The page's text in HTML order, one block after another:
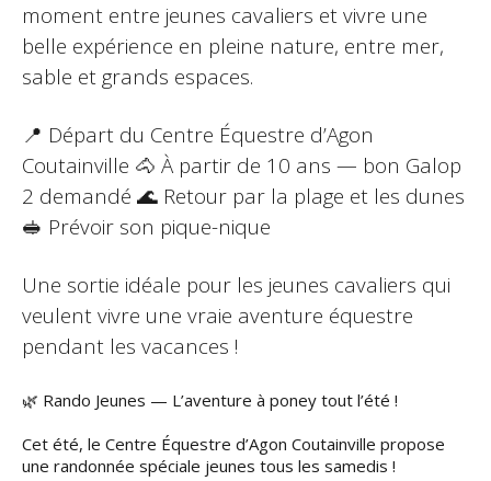
moment entre jeunes cavaliers et vivre une
belle expérience en pleine nature, entre mer,
sable et grands espaces.
📍 Départ du Centre Équestre d’Agon
Coutainville 🐴 À partir de 10 ans — bon Galop
2 demandé 🌊 Retour par la plage et les dunes
🥪 Prévoir son pique-nique
Une sortie idéale pour les jeunes cavaliers qui
veulent vivre une vraie aventure équestre
pendant les vacances !
🌿 Rando Jeunes — L’aventure à poney tout l’été !
Cet été, le Centre Équestre d’Agon Coutainville propose
une randonnée spéciale jeunes tous les samedis !